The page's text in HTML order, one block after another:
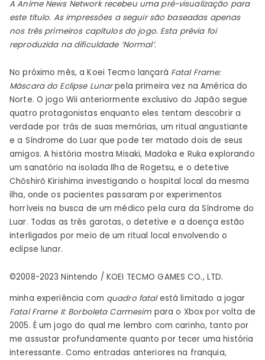
Frame:
Mask
of
Eclipse
A Anime News Network recebeu uma pré-visualização para
este título. As impressões a seguir são baseadas apenas
nos três primeiros capítulos do jogo. Esta prévia foi
reproduzida na dificuldade ‘Normal’.
No próximo mês, a Koei Tecmo lançará Fatal Frame:
Máscara do Eclipse Lunarpela primeira vez na América do
Norte. O jogo Wii anteriormente exclusivo do Japão segue
quatro protagonistas enquanto eles tentam descobrir a
verdade por trás de suas memórias, um ritual angustiante
e a Síndrome do Luar que pode ter matado dois de seus
amigos. A história mostra Misaki, Madoka e Ruka explorando
um sanatório na isolada Ilha de Rogetsu, e o detetive
Chōshirō Kirishima investigando o hospital local da mesma
ilha, onde os pacientes passaram por experimentos
horríveis na busca de um médico pela cura da Síndrome do
Luar. Todas as três garotas, o detetive e a doença estão
interligados por meio de um ritual local envolvendo o
eclipse lunar.
©2008-2023 Nintendo / KOEI TECMO GAMES CO., LTD.
minha experiência com quadro fatalestá limitado a jogar
Fatal Frame II: Borboleta Carmesim para o Xbox por volta de
2005. É um jogo do qual me lembro com carinho, tanto por
me assustar profundamente quanto por tecer uma história
interessante. Como entradas anteriores na franquia,